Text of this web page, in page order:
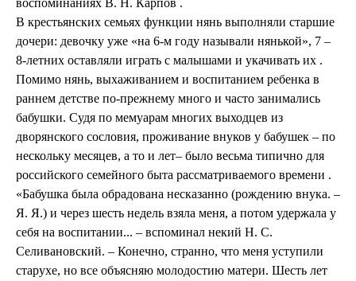
В крестьянских семьях функции нянь выполняли старшие
дочери: девочку уже «на 6-м году называли нянькой», 7 –
8-летних оставляли играть с малышами и укачивать их .
Помимо нянь, выхаживанием и воспитанием ребенка в
раннем детстве по-прежнему много и часто занимались
бабушки. Судя по мемуарам многих выходцев из
дворянского сословия, проживание внуков у бабушек – по
нескольку месяцев, а то и лет– было весьма типично для
российского семейного быта рассматриваемого времени .
«Бабушка была обрадована несказанно (рождению внука. –
Я. Я.) и через шесть недель взяла меня, а потом удержала у
себя на воспитании... – вспоминал некий Н. С.
Селивановский. – Конечно, странно, что меня уступили
старухе, но все объясняю молодостию матери. Шесть лет